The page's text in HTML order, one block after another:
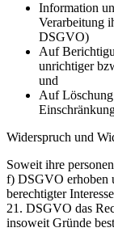
Information
Verarbeitung
DSGVO)
Auf
unrichtiger
und
Auf
Widerspruch und
Soweit ihre
f) DSGVO erhoben
berechtigter
21. DSGVO das
insoweit Gründe